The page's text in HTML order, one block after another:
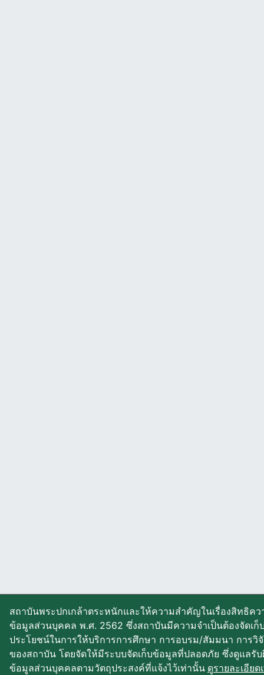
สถาบันพระปกเกล้าตระหนักและให้ความสำคัญในเรื่องสิทธิ
ข้อมูลส่วนบุคคล พ.ศ. 2562 ซึ่งสถาบันมีความจำเป็นต้องจัดเ
ประโยชน์ในการให้บริการการศึกษา การอบรม/สัมมนา การ
ของสถาบัน โดยจัดให้มีระบบจัดเก็บข้อมูลที่ปลอดภัย ซึ่งดูแลรั
ข้อมูลส่วนบุคคลตามวัตถุประสงค์ที่แจ้งไว้เท่านั้น ดูรายละเอียด